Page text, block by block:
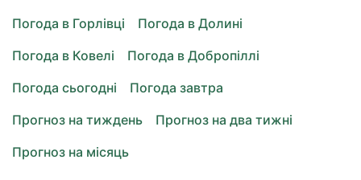
Погода в Горлівці
Погода в Долині
Погода в Ковелі
Погода в Добропіллі
Погода сьогодні
Погода завтра
Прогноз на тиждень
Прогноз на два тижні
Прогноз на місяць